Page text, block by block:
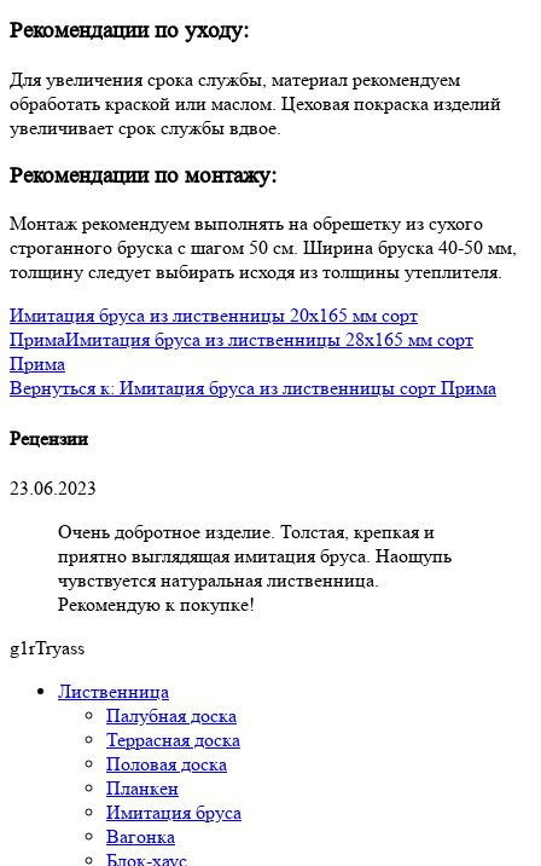
Рекомендации по уходу:
Для увеличения срока службы, материал рекомендуем
обработать краской или маслом. Цеховая покраска изделий
увеличивает срок службы вдвое.
Рекомендации по монтажу:
Монтаж рекомендуем выполнять на обрешетку из сухого
строганного бруска с шагом 50 см. Ширина бруска 40-50 мм,
толщину следует выбирать исходя из толщины утеплителя.
Имитация бруса из лиственницы 20x165 мм сорт
ПримаИмитация бруса из лиственницы 28x165 мм сорт
Прима
Вернуться к: Имитация бруса из лиственницы сорт Прима
Рецензии
23.06.2023
Очень добротное изделие. Толстая, крепкая и
приятно выглядящая имитация бруса. Наощупь
чувствуется натуральная лиственница.
Рекомендую к покупке!
g1rTryass
Лиственница
Палубная доска
Террасная доска
Половая доска
Планкен
Имитация бруса
Вагонка
Блок-хаус